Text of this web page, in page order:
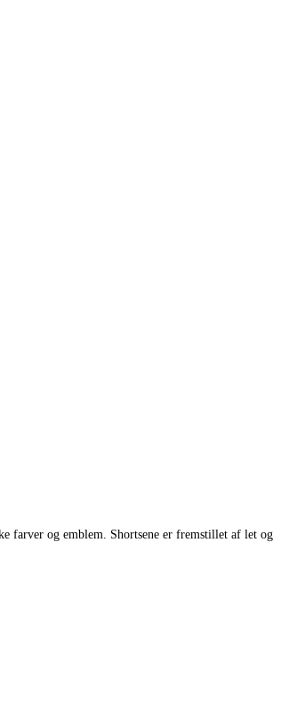
farver og emblem. Shortsene er fremstillet af let og